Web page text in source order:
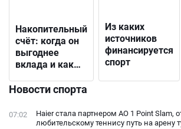
Накопительный
счёт: когда он
выгоднее
вклада и как
подходящий
Из каких
источников
финансируется
спорт
Новости спорта
07:02
Haier стала партнером AO 1 Point Slam,
любительскому теннису путь на арену